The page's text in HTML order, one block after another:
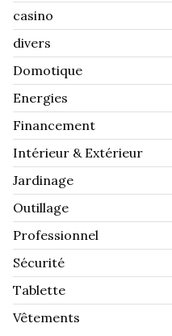
casino
divers
Domotique
Energies
Financement
Intérieur & Extérieur
Jardinage
Outillage
Professionnel
Sécurité
Tablette
Vêtements